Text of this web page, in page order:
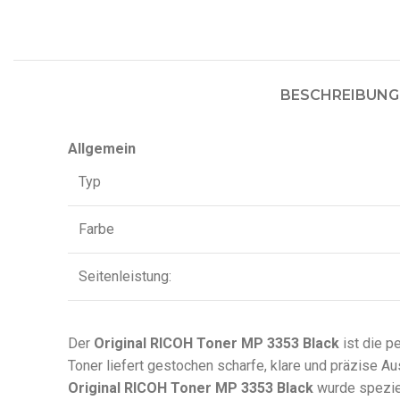
BESCHREIBUNG
Allgemein
Typ
Farbe
Seitenleistung:
Der Original RICOH Toner MP 3353 Black ist die
Toner liefert gestochen scharfe, klare und präzise
Original RICOH Toner MP 3353 Black wurde